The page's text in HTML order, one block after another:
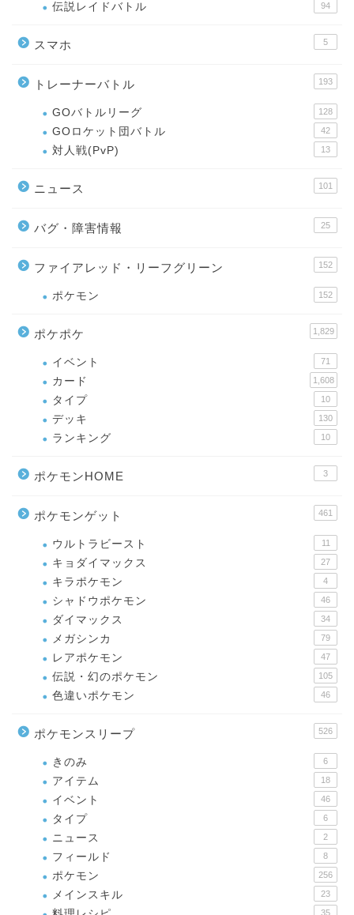
伝説レイドバトル 94
スマホ 5
トレーナーバトル 193
GOバトルリーグ 128
GOロケット団バトル 42
対人戦(PvP) 13
ニュース 101
バグ・障害情報 25
ファイアレッド・リーフグリーン 152
ポケモン 152
ポケポケ 1,829
イベント 71
カード 1,608
タイプ 10
デッキ 130
ランキング 10
ポケモンHOME 3
ポケモンゲット 461
ウルトラビースト 11
キョダイマックス 27
キラポケモン 4
シャドウポケモン 46
ダイマックス 34
メガシンカ 79
レアポケモン 47
伝説・幻のポケモン 105
色違いポケモン 46
ポケモンスリープ 526
きのみ 6
アイテム 18
イベント 46
タイプ 6
ニュース 2
フィールド 8
ポケモン 256
メインスキル 23
35